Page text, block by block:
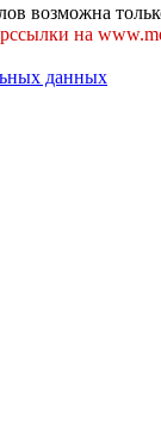
возможна
на
данных